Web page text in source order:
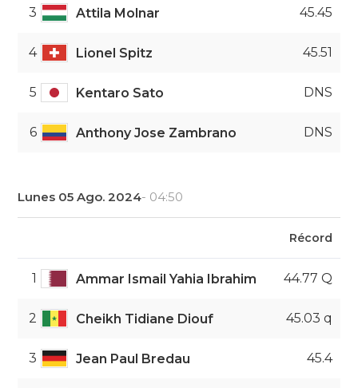
3 Attila Molnar 45.45
4 Lionel Spitz 45.51
5 Kentaro Sato DNS
6 Anthony Jose Zambrano DNS
Lunes 05 Ago. 2024- 04:50
Récord
1 Ammar Ismail Yahia Ibrahim 44.77 Q
2 Cheikh Tidiane Diouf 45.03 q
3 Jean Paul Bredau 45.4